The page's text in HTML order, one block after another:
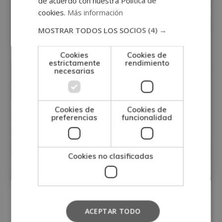
Máster en Enfermedades Tropicales
Infecciosas Importadas (Con
Certificación Universitaria
Internacional y Equivalencia de 30
ECTS)
Matricúlate:
cookies. Más información
MOSTRAR TODOS LOS SOCIOS (4) →
Cookies
estrictamente
necesarias
Cookies de
rendimiento
Cookies de
preferencias
Cookies de
funcionalidad
Cookies no clasificadas
ACEPTAR TODO